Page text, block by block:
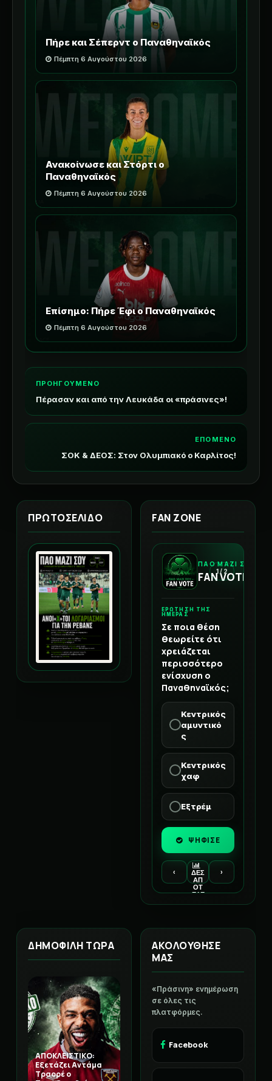
Πήρε και Σέπερντ ο Παναθηναϊκός
Πέμπτη 6 Αυγούστου 2026
Ανακοίνωσε και Στόρτι ο
Παναθηναϊκός
Πέμπτη 6 Αυγούστου 2026
Επίσημο: Πήρε Έφι ο Παναθηναϊκός
Πέμπτη 6 Αυγούστου 2026
ΕΠΟΜΕΝΟ
ΣΟΚ & ΔΕΟΣ: Στον Ολυμπιακό ο Καρλίτος!
ΠΡΟΗΓΟΥΜΕΝΟ
Πέρασαν και από την Λευκάδα οι «πράσινες»!
ΠΡΩΤΟΣΕΛΙΔΟ FAN ZONE
ΠΑΟ ΜΑΖΙ ΣΟΥ
FAN VOTE
1 / 2
ΕΡΩΤΗΣΗ ΤΗΣ
ΗΜΕΡΑΣ
Σε ποια θέση
θεωρείτε ότι
χρειάζεται
περισσότερο
ενίσχυση ο
Παναθηναϊκός;
Κεντρικός
αμυντικό
ς
Κεντρικός
χαφ
Εξτρέμ
ΨΗΦΙΣΕ
‹
ΔΕΣ
ΑΠ
ΟΤ
ΕΛΕ
›
ΔΗΜΟΦΙΛΗ ΤΩΡΑ
ΑΠΟΚΛΕΙΣΤΙΚΟ:
Εξετάζει Αντάμα
Τραορέ ο
ΑΚΟΛΟΥΘΗΣΕ
ΜΑΣ
«Πράσινη» ενημέρωση
σε όλες τις
πλατφόρμες.
Facebook